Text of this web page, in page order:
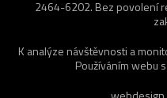
2464-6202. Bez povolení
K analýze návštěvnosti a
Používáním webu